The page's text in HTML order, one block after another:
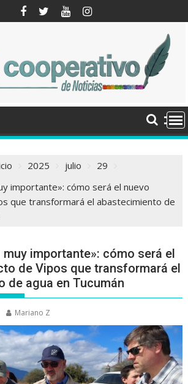
2025 julio
29
importante»: cómo será el nuevo
que transformará el abastecimiento de
muy importante»: cómo será el
de Vipos que transformará el
de agua en Tucumán
Mariano Z